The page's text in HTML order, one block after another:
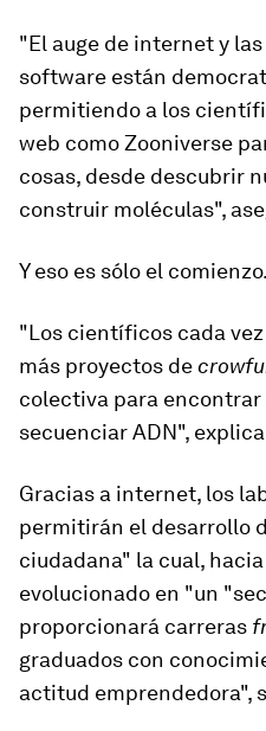
"El auge de internet y
software están
permitiendo a los
web como Zooniverse
cosas, desde descubrir
construir moléculas",
Y eso es sólo el comienzo.
"Los científicos cada
más proyectos de
colectiva para encontrar
secuenciar ADN",
Gracias a internet, los
permitirán el desarrollo
ciudadana" la cual,
evolucionado en "un
proporcionará carreras
graduados con
actitud emprendedora",